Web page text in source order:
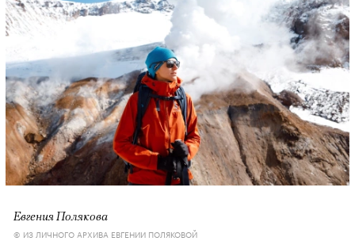
Евгения Полякова
© ИЗ ЛИЧНОГО АРХИВА ЕВГЕНИИ ПОЛЯКОВОЙ